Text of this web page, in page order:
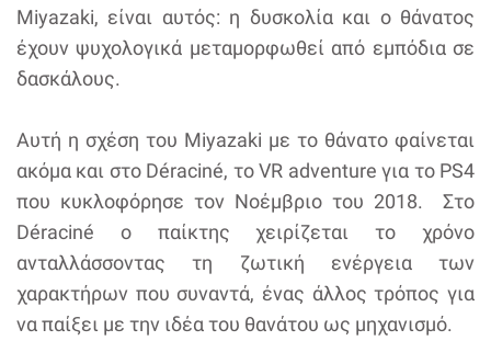
Miyazaki, είναι αυτός: η δυσκολία και ο θάνατος
έχουν ψυχολογικά μεταμορφωθεί από εμπόδια σε
δασκάλους.
Αυτή η σχέση του Miyazaki με το θάνατο φαίνεται
ακόμα και στο Déraciné, το VR adventure για το PS4
που κυκλοφόρησε τον Νοέμβριο του 2018. Στο
Déraciné ο παίκτης χειρίζεται το χρόνο
ανταλλάσσοντας τη ζωτική ενέργεια των
χαρακτήρων που συναντά, ένας άλλος τρόπος για
να παίξει με την ιδέα του θανάτου ως μηχανισμό.